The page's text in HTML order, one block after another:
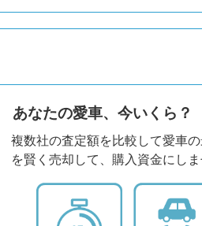
あなたの愛車、今いくら？
複数社の査定額を比較して愛車
を賢く売却して、購入資金にしま